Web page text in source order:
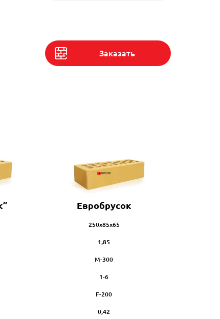
Заказать
Евробрусок
250х85х65
1,85
М-300
1-6
F-200
0,42